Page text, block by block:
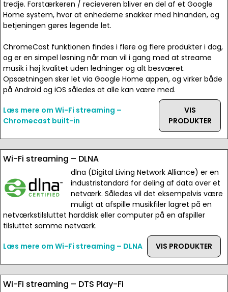
tredje. Forstærkeren / recieveren bliver en del af et Google
Home system, hvor at enhederne snakker med hinanden, og
betjeningen gøres legende let.
ChromeCast funktionen findes i flere og flere produkter i dag,
og er en simpel løsning når man vil i gang med at streame
musik i høj kvalitet uden ledninger og alt besværet.
Opsætningen sker let via Google Home appen, og virker både
på Android og iOS således at alle kan være med.
Læs mere om Wi-Fi streaming –
Chromecast built-in
VIS
PRODUKTER
Wi-Fi streaming – DLNA
dlna (Digital Living Network Alliance) er en
industristandard for deling af data over et
netværk. Således vil det eksempelvis være
muligt at afspille musikfiler lagret på en
netværkstilsluttet harddisk eller computer på en afspiller
tilsluttet samme netværk.
Læs mere om Wi-Fi streaming – DLNA
VIS PRODUKTER
Wi-Fi streaming – DTS Play-Fi